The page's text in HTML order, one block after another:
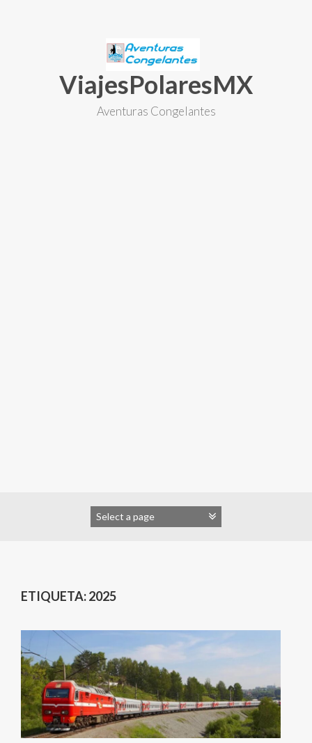
ViajesPolaresMX
Aventuras Congelantes
ETIQUETA:2025